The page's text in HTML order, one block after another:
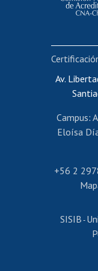
Postulación
Av.
Campus:
Eloísa
+56 2
SISIB -